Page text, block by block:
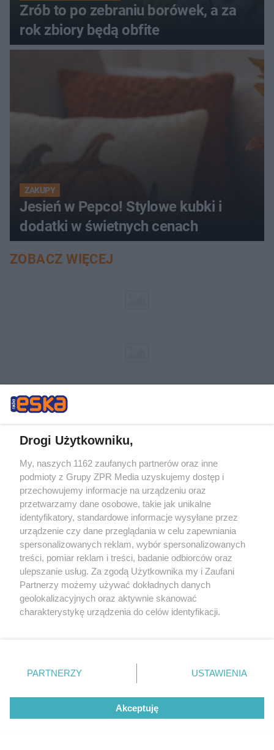
Zrób to po zebraniu borówek, a za
rok zbiory będą obfite
ZAKUPY
Jesień w Pepco! Stylowe kubki i
dodatki w świetnych cenach
ZOBACZ WIĘCEJ
Żaden utwór zamieszczony w serwisie nie może być powielany i
wykorzystanie utworów w całości lub w części z naruszeniem prawa,
tzn. bez właściwej zgody, jest zabronione pod groźbą kary i może być
Drogi Użytkowniku,
My, naszych 1162 zaufanych partnerów oraz inne
podmioty z Grupy ZPR Media uzyskujemy dostęp i
przechowujemy informacje na urządzeniu oraz
przetwarzamy dane osobowe, takie jak unikalne
identyfikatory, standardowe informacje wysyłane przez
urządzenie czy dane przeglądania w celu zapewniania
spersonalizowanych reklam, wybór spersonalizowanych
treści, pomiar reklam i treści, badanie odbiorców oraz
ulepszanie usług. Za zgodą Użytkownika my i Zaufani
Partnerzy możemy używać dokładnych danych
geolokalizacyjnych oraz aktywnie skanować
charakterystykę urządzenia do celów identyfikacji.
zmienić/wycofać klikając przycisk ustawień prywatności
znajdujący się w lewym dolnym rogu strony
rodzaje przetwarzania danych nie wymagają zgody
użytkownika, ale masz prawo sprzeciwić się takiemu
przetwarzaniu. Preferencje będą miały zastosowanie tylko
PARTNERZY USTAWIENIA
Akceptuję